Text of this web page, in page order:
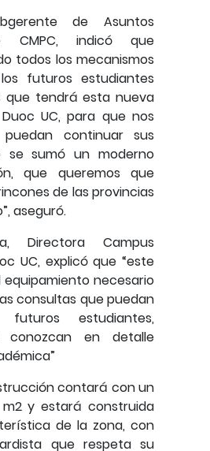
de Asuntos
CMPC, indicó que
todos los mecanismos
futuros estudiantes
que tendrá esta nueva
UC, para que nos
continuar sus
se sumó un moderno
que queremos que
de las provincias
aseguró.
Directora Campus
UC, explicó que “este
necesario
consultas que puedan
estudiantes,
conozcan en detalle
contará con un
y estará construida
de la zona, con
que respeta su